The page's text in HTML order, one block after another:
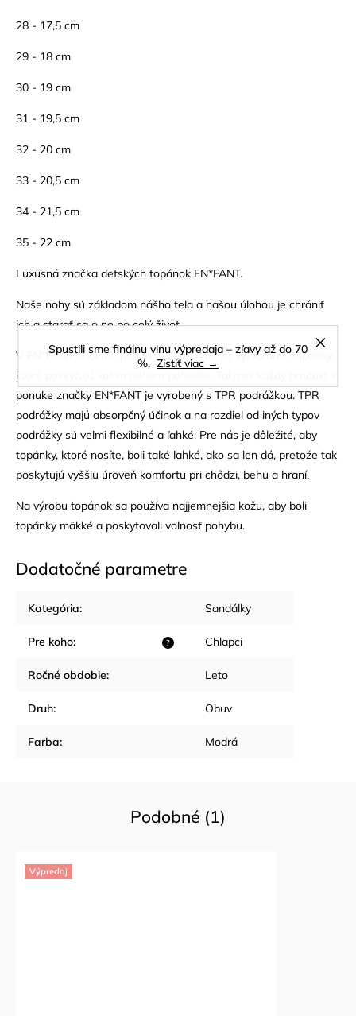
Spustili sme finálnu vlnu výpredaja – zľavy až do 70
%. Zistiť viac →
28 - 17,5 cm
29 - 18 cm
30 - 19 cm
31 - 19,5 cm
32 - 20 cm
33 - 20,5 cm
34 - 21,5 cm
35 - 22 cm
Luxusná značka detských topánok EN*FANT.
Naše nohy sú základom nášho tela a našou úlohou je chrániť
ich a starať sa o ne po celý život.
V EN*FANT chceme podporiť voľbu tým, že vytvárame topánky,
ktoré poskytujú vašim nohám pohodlie. Takmer každý produkt v
ponuke značky EN*FANT je vyrobený s TPR podrážkou. TPR
podrážky majú absorpčný účinok a na rozdiel od iných typov
podrážky sú veľmi flexibilné a ľahké. Pre nás je dôležité, aby
topánky, ktoré nosíte, boli také ľahké, ako sa len dá, pretože tak
poskytujú vyššiu úroveň komfortu pri chôdzi, behu a hraní.
Na výrobu topánok sa používa najjemnejšia kožu, aby boli
topánky mäkké a poskytovali voľnosť pohybu.
Dodatočné parametre
Kategória: Sandálky
?
Pre koho: Chlapci
Ročné obdobie: Leto
Druh: Obuv
Farba: Modrá
Podobné (1)
Výpredaj